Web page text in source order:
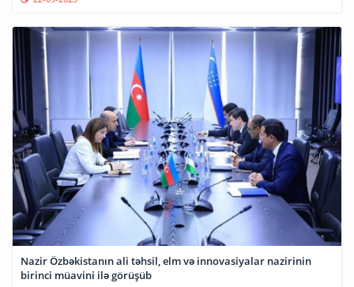
Nazir Özbəkistanın ali təhsil, elm və innovasiyalar nazirinin
birinci müavini ilə görüşüb